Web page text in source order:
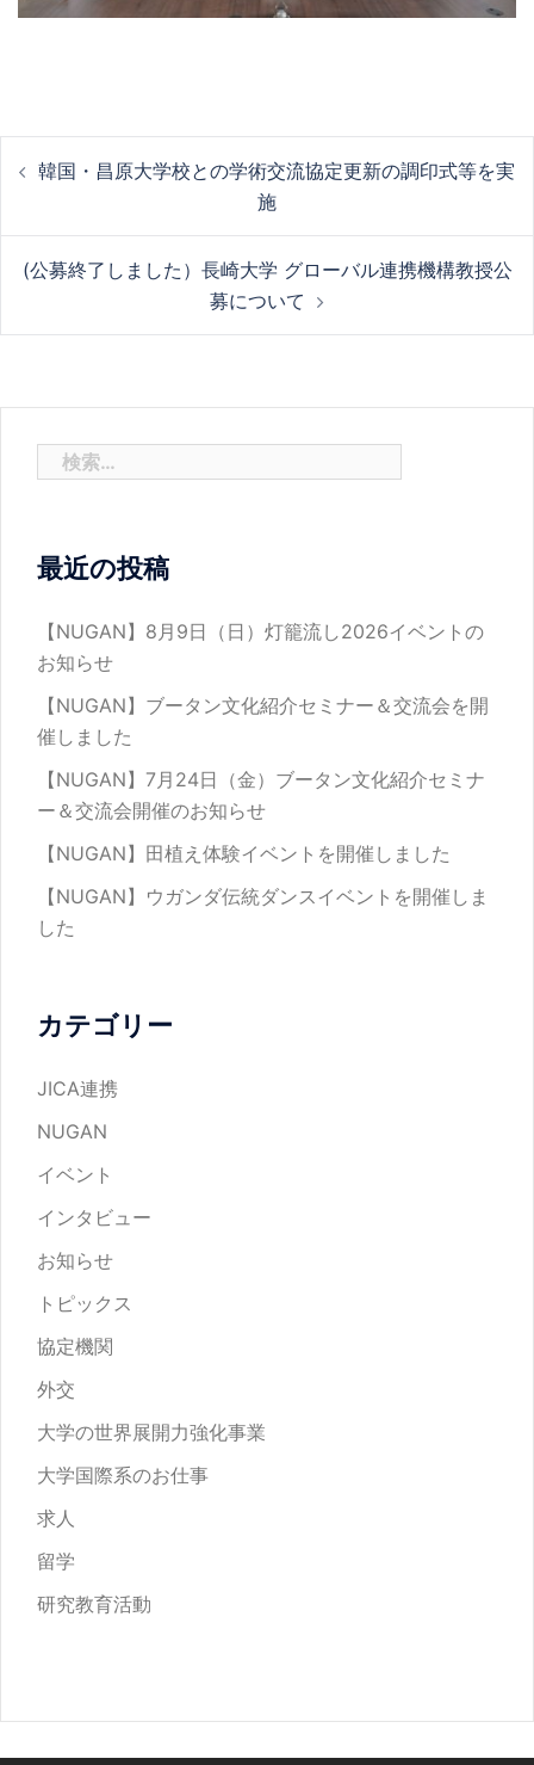
投
稿
ナ
ビ
ー
シ
ョ
ン
韓国・昌原大学校との学術交流協定更新の調印式等を実
施
(公募終了しました）長崎大学 グローバル連携機構教授公
募について
最近の投稿
【NUGAN】8月9日（日）灯籠流し2026イベントの
お知らせ
【NUGAN】ブータン文化紹介セミナー＆交流会を開
催しました
【NUGAN】7月24日（金）ブータン文化紹介セミナ
ー＆交流会開催のお知らせ
【NUGAN】田植え体験イベントを開催しました
【NUGAN】ウガンダ伝統ダンスイベントを開催しま
した
カテゴリー
JICA連携
NUGAN
イベント
インタビュー
お知らせ
トピックス
協定機関
外交
大学の世界展開力強化事業
大学国際系のお仕事
求人
留学
研究教育活動